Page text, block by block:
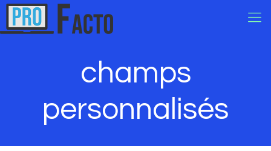
champs
personnalisés